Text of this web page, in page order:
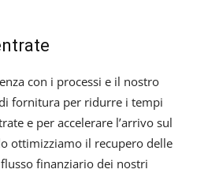
con i processi e il nostro
fornitura per ridurre i tempi
e per accelerare l’arrivo sul
ottimizziamo il recupero delle
finanziario dei nostri